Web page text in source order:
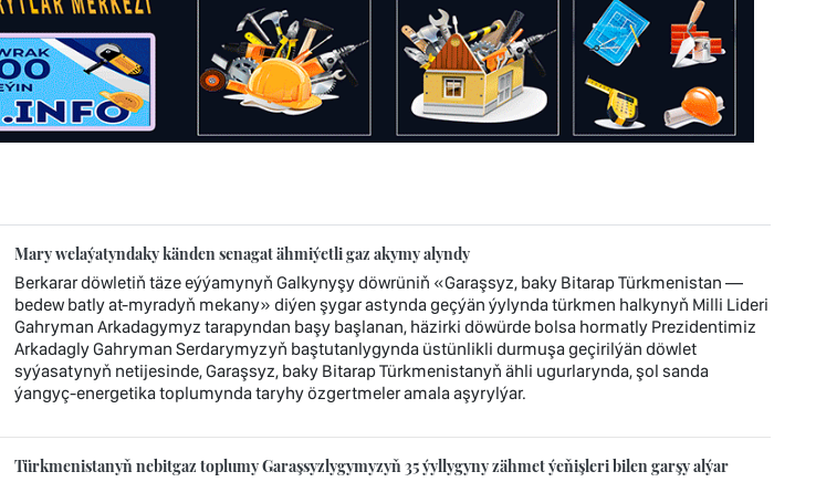
Mary welaýatyndaky känden senagat ähmiýetli gaz akymy alyndy
Berkarar döwletiň täze eýýamynyň Galkynyşy döwrüniň «Garaşsyz, baky Bitarap Türkmenistan —
bedew batly at-myradyň mekany» diýen şygar astynda geçýän ýylynda türkmen halkynyň Milli Lideri
Gahryman Arkadagymyz tarapyndan başy başlanan, häzirki döwürde bolsa hormatly Prezidentimiz
Arkadagly Gahryman Serdarymyzyň baştutanlygynda üstünlikli durmuşa geçirilýän döwlet
syýasatynyň netijesinde, Garaşsyz, baky Bitarap Türkmenistanyň ähli ugurlarynda, şol sanda
ýangyç-energetika toplumynda taryhy özgertmeler amala aşyrylýar.
Türkmenistanyň nebitgaz toplumy Garaşsyzlygymyzyň 35 ýyllygyny zähmet ýeňişleri bilen garşy alýar